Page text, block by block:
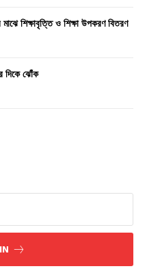
শিক্ষাবৃত্তি ও শিক্ষা উপকরণ বিতরণ
দিকে ঝোঁক